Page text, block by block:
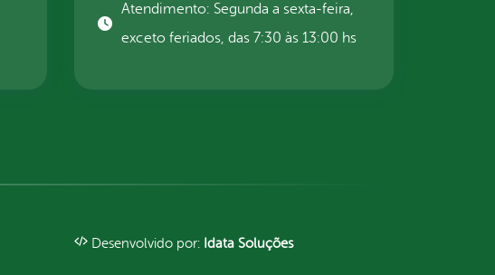
Atendimento: Segunda a sexta-feira,
exceto feriados, das 7:30 às 13:00 hs
Desenvolvido por: Idata Soluções